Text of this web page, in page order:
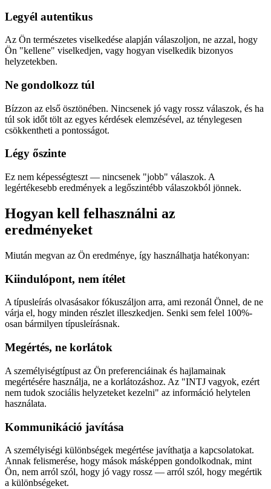
Legyél autentikus
Az Ön természetes viselkedése alapján válaszoljon, ne azzal, hogy
Ön "kellene" viselkedjen, vagy hogyan viselkedik bizonyos
helyzetekben.
Ne gondolkozz túl
Bízzon az első ösztönében. Nincsenek jó vagy rossz válaszok, és ha
túl sok időt tölt az egyes kérdések elemzésével, az ténylegesen
csökkentheti a pontosságot.
Légy őszinte
Ez nem képességteszt — nincsenek "jobb" válaszok. A
legértékesebb eredmények a legőszintébb válaszokból jönnek.
Hogyan kell felhasználni az
eredményeket
Miután megvan az Ön eredménye, így használhatja hatékonyan:
Kiindulópont, nem ítélet
A típusleírás olvasásakor fókuszáljon arra, ami rezonál Önnel, de ne
várja el, hogy minden részlet illeszkedjen. Senki sem felel 100%-
osan bármilyen típusleírásnak.
Megértés, ne korlátok
A személyiségtípust az Ön preferenciáinak és hajlamainak
megértésére használja, ne a korlátozáshoz. Az "INTJ vagyok, ezért
nem tudok szociális helyzeteket kezelni" az információ helytelen
használata.
Kommunikáció javítása
A személyiségi különbségek megértése javíthatja a kapcsolatokat.
Annak felismerése, hogy mások másképpen gondolkodnak, mint
Ön, nem arról szól, hogy jó vagy rossz — arról szól, hogy megértik
a különbségeket.